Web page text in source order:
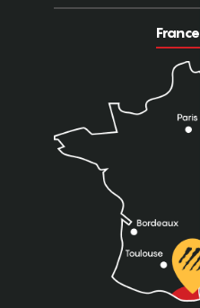
France